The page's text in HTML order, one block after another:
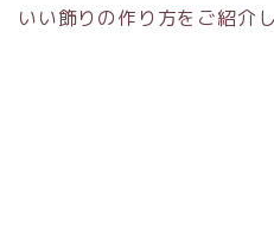
いい飾りの作り方をご紹介